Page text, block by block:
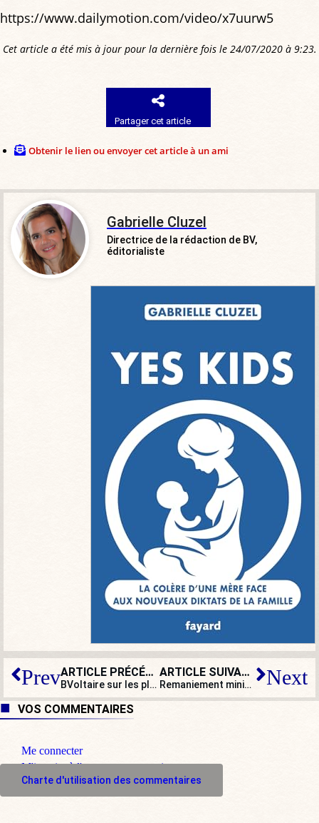
https://www.dailymotion.com/video/x7uurw5
Cet article a été mis à jour pour la dernière fois le 24/07/2020 à 9:23.
Partager cet article
Obtenir le lien ou envoyer cet article à un ami
Gabrielle Cluzel
Directrice de la rédaction de BV,
éditorialiste
Prev ARTICLE PRÉCÉDENT
BVoltaire sur les plateaux télé – Semaine 27 – 2020
ARTICLE SUIVANT
Remaniement ministériel ? Plutôt un casting désinvolte ! Next
VOS COMMENTAIRES
Me connecter
M'inscrire à l'espace commentaire
Charte d'utilisation des commentaires